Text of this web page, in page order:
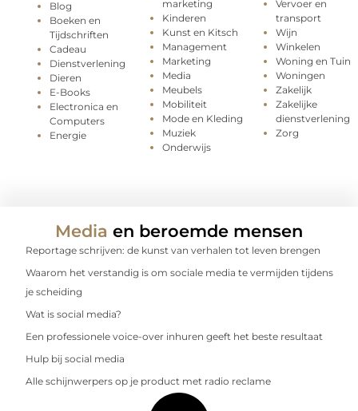
Blog
Boeken en
Tijdschriften
Cadeau
Dienstverlening
Dieren
E-Books
Electronica en
Computers
Energie
marketing
Kinderen
Kunst en Kitsch
Management
Marketing
Media
Meubels
Mobiliteit
Mode en Kleding
Muziek
Onderwijs
Vervoer en
transport
Wijn
Winkelen
Woning en Tuin
Woningen
Zakelijk
Zakelijke
dienstverlening
Zorg
Media en beroemde mensen
Reportage schrijven: de kunst van verhalen tot leven brengen
Waarom het verstandig is om sociale media te vermijden tijdens
je scheiding
Wat is social media?
Een professionele voice-over inhuren geeft het beste resultaat
Hulp bij social media
Alle schijnwerpers op je product met radio reclame